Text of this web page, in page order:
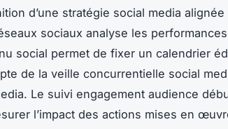
d’une stratégie social media
sociaux analyse les
social permet de fixer un calendrier
de la veille concurrentielle social
Le suivi engagement audience
l’impact des actions mises en